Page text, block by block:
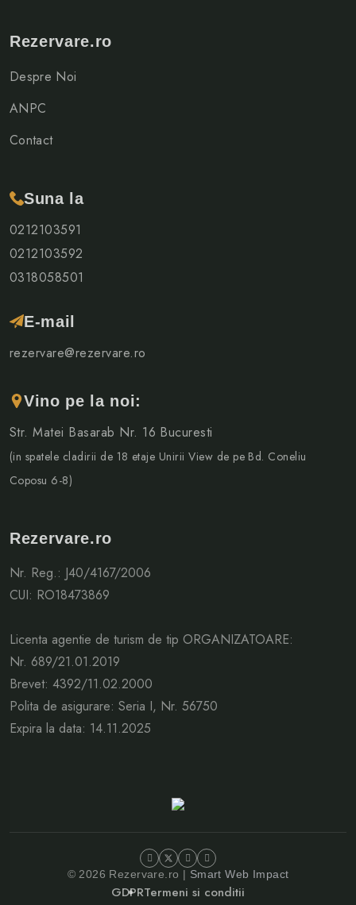
Rezervare.ro
Despre Noi
ANPC
Contact
Suna la
0212103591
0212103592
0318058501
E-mail
rezervare@rezervare.ro
Vino pe la noi:
Str. Matei Basarab Nr. 16 Bucuresti
(in spatele cladirii de 18 etaje Unirii View de pe Bd. Coneliu
Coposu 6-8)
Rezervare.ro
Nr. Reg.: J40/4167/2006
CUI: RO18473869
Licenta agentie de turism de tip ORGANIZATOARE:
Nr. 689/21.01.2019
Brevet: 4392/11.02.2000
Polita de asigurare: Seria I, Nr. 56750
Expira la data: 14.11.2025
© 2026 Rezervare.ro | Smart Web Impact
GDPRTermeni si conditii